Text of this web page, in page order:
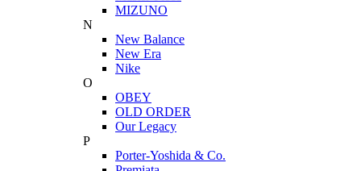
MIZUNO
N
New Balance
New Era
Nike
O
OBEY
OLD ORDER
Our Legacy
P
Porter-Yoshida & Co.